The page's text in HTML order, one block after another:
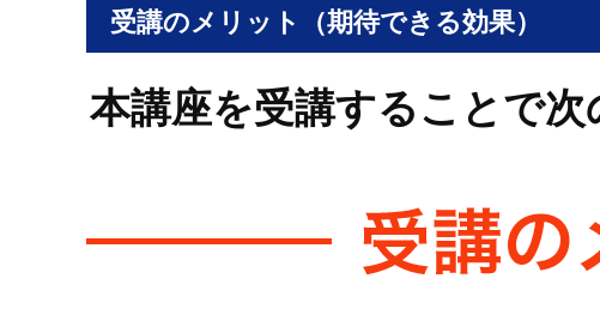
受講のメリット（期待できる効果）
本講座を受講することで